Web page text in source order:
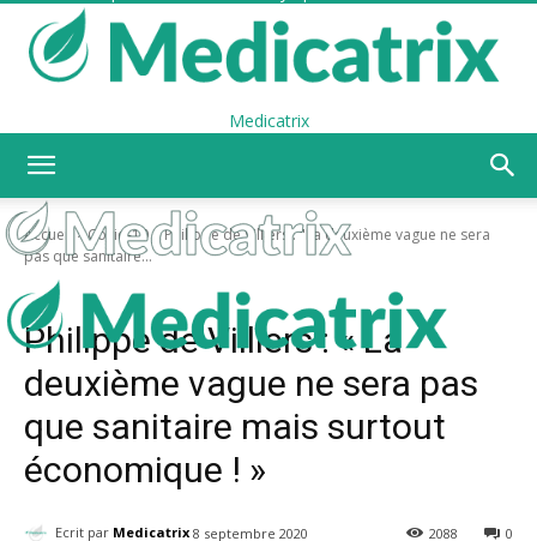
Medicatrix
Accueil Covid-19
Philippe de Villiers : "La deuxième vague ne sera
pas que sanitaire...
Covid-19 Economie
Philippe de Villiers : « La
deuxième vague ne sera pas
que sanitaire mais surtout
économique ! »
Ecrit par Medicatrix 8 septembre 2020 0
2088